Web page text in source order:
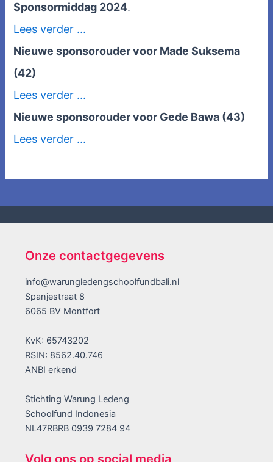
Sponsormiddag 2024.
Lees verder ...
Nieuwe sponsorouder voor Made Suksema
(42)
Lees verder ...
Nieuwe sponsorouder voor Gede Bawa (43)
Lees verder ...
Onze contactgegevens
info@warungledengschoolfundbali.nl
Spanjestraat 8
6065 BV Montfort
KvK: 65743202
RSIN: 8562.40.746
ANBI erkend
Stichting Warung Ledeng
Schoolfund Indonesia
NL47RBRB 0939 7284 94
Volg ons op social media